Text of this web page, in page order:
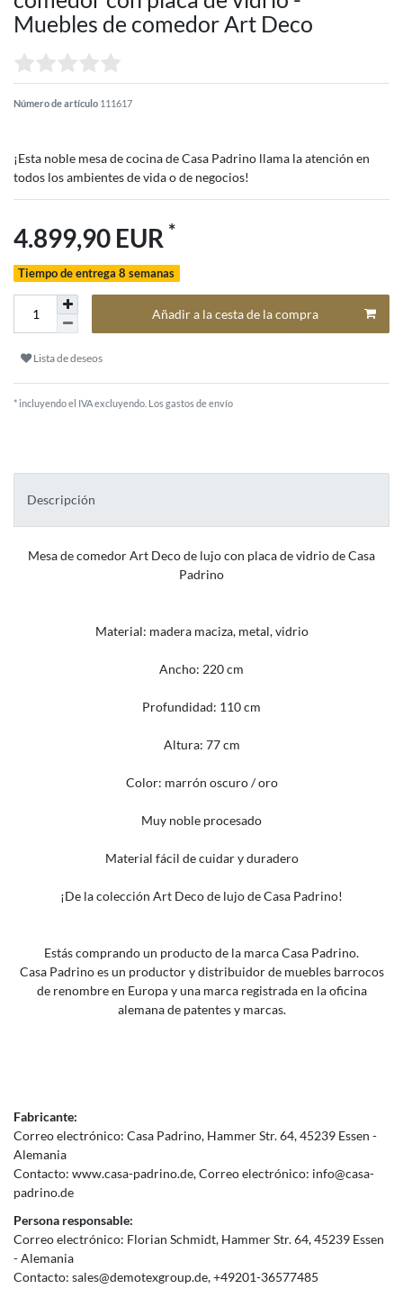
Muebles de comedor Art Deco
Número de artículo 111617
¡Esta noble mesa de cocina de Casa Padrino llama la atención en
todos los ambientes de vida o de negocios!
4.899,90 EUR *
Tiempo de entrega 8 semanas
Añadir a la cesta de la compra
Lista de deseos
* incluyendo el IVA excluyendo. Los gastos de envío
Descripción
Mesa de comedor Art Deco de lujo con placa de vidrio de Casa
Padrino
Material: madera maciza, metal, vidrio
Ancho: 220 cm
Profundidad: 110 cm
Altura: 77 cm
Color: marrón oscuro / oro
Muy noble procesado
Material fácil de cuidar y duradero
¡De la colección Art Deco de lujo de Casa Padrino!
Estás comprando un producto de la marca Casa Padrino.
Casa Padrino es un productor y distribuidor de muebles barrocos
de renombre en Europa y una marca registrada en la oficina
alemana de patentes y marcas.
Fabricante:
Correo electrónico: Casa Padrino Hammer Str.64 45239 Essen
Alemania
Contacto: www.casa-padrino.de Correo electrónico: info@casa-
padrino.de
Persona responsable:
Correo electrónico: Florian Schmidt Hammer Str.64 45239 Essen
Alemania
Contacto: sales@demotexgroup.de +49201-36577485